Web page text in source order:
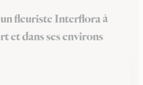
fleuriste Interflora à
et dans ses environs